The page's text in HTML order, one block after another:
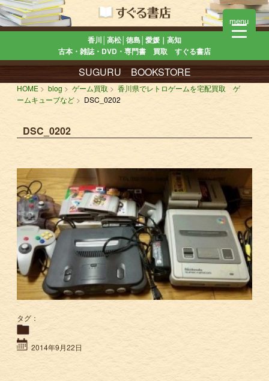
香川│高松│徳島│愛媛｜高知
古本・雑誌・DVD・専門書 買取 すぐる書店
SUGURU BOOKSTORE
HOME blog ゲーム買取
香川県でレトロゲームを宅配買取 ゲ
ームキューブなど
DSC_0202
DSC_0202
タグ：
2014年9月22日
menu